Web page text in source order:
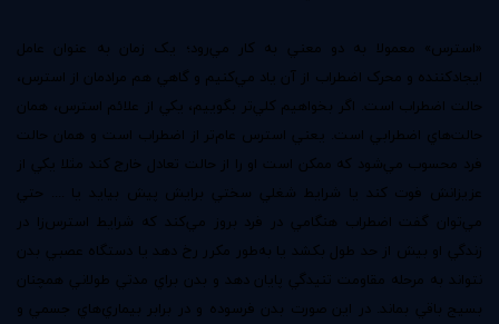
«استرس» معمولا به دو معني به کار مي‌رود؛ يک زمان به عنوان عامل
ايجادکننده و محرک اضطراب از آن ياد مي‌کنيم و گاهي هم مرادمان از استرس،
حالت اضطراب است. اگر بخواهيم کلي‌تر بگوييم، يکي از علائم استرس، همان
حالت‌هاي اضطرابي است. يعني استرس‌ عام‌تر از اضطراب است و همان حالت
فرد محسوب مي‌شود که ممکن است او را از حالت تعادل خارج کند مثلا يکي از
عزيزانش فوت کند يا شرايط شغلي سختي برايش پيش بيايد يا .... حتي
مي‌توان گفت اضطراب هنگامي در فرد بروز مي‌کند که شرايط استرس‌زا در
زندگي او بيش از حد طول بکشد يا به‌طور مکرر رخ دهد يا دستگاه عصبي بدن
نتواند به مرحله مقاومت تنيدگي پايان دهد و بدن براي مدتي طولاني همچنان
بسيج باقي بماند. در اين صورت بدن فرسوده و در برابر بيماري‌هاي جسمي و